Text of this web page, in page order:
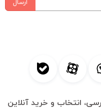
انتخاب و خرید آنلاین